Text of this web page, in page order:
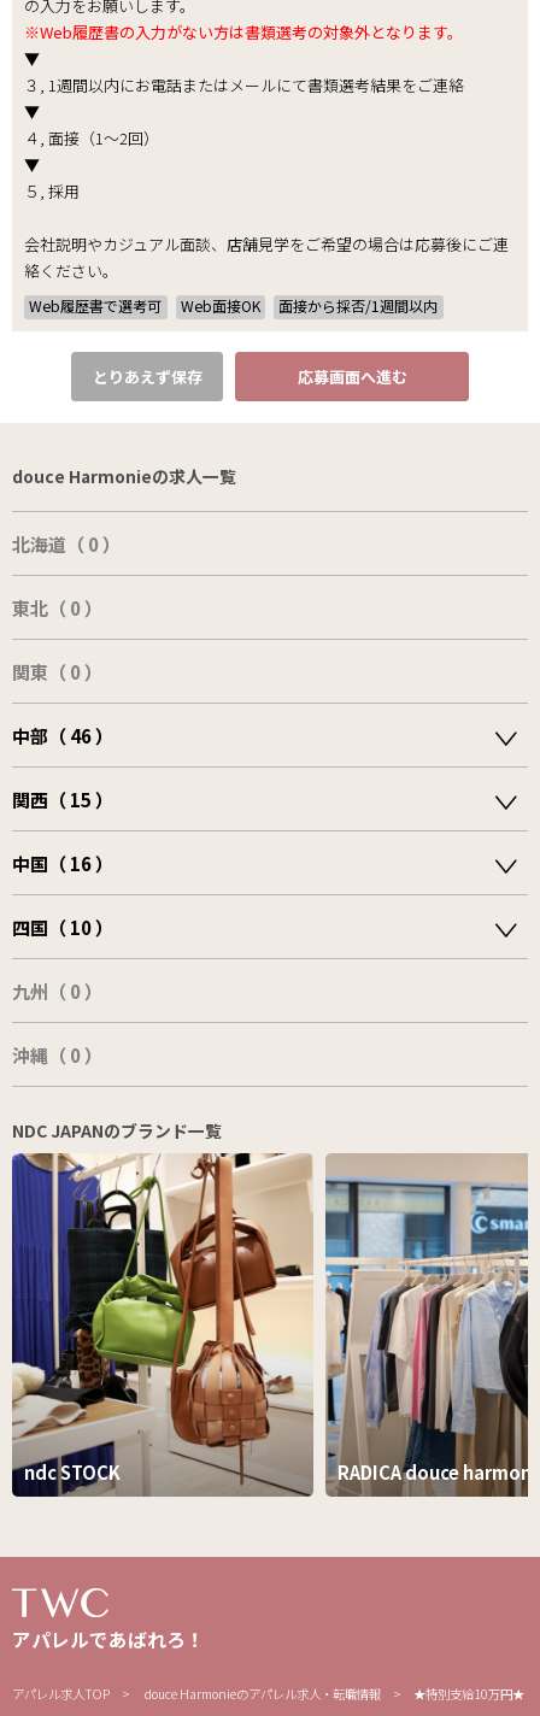
の入力をお願いします。
※Web履歴書の入力がない方は書類選考の対象外となります。
▼
３, 1週間以内にお電話またはメールにて書類選考結果をご連絡
▼
４, 面接（1～2回）
▼
５, 採用
会社説明やカジュアル面談、店舗見学をご希望の場合は応募後にご連
絡ください。
Web履歴書で選考可 Web面接OK 面接から採否/1週間以内
とりあえず保存 応募画面へ進む
douce Harmonieの求人一覧
北海道（ 0 ）
東北（ 0 ）
関東（ 0 ）
中部（ 46 ）
関西（ 15 ）
中国（ 16 ）
四国（ 10 ）
九州（ 0 ）
沖縄（ 0 ）
NDC JAPANのブランド一覧
ndc STOCK RADICA douce
アパレルであばれろ！
アパレル求人TOP douce Harmonieのアパレル求人・転職情報 ★特別支給10万円★【